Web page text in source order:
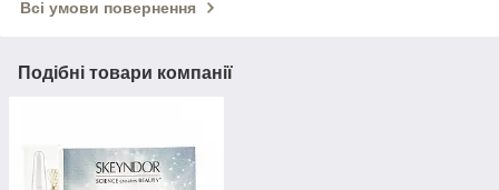
Всі умови повернення
Подібні товари компанії